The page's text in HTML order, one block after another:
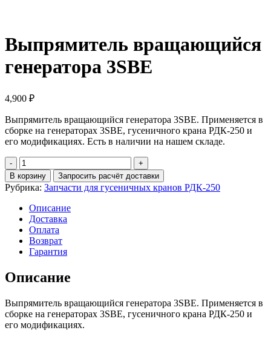
Выпрямитель вращающийся
генератора 3SBE
4,900 ₽
Выпрямитель вращающийся генератора 3SBE. Применяется в
сборке на генераторах 3SBE, гусеничного крана РДК-250 и
его модификациях. Есть в наличии на нашем складе.
Количество
Выпрямитель
вращающийся
генератора
3SBE
В корзину Запросить расчёт доставки
Рубрика: Запчасти для гусеничных кранов РДК-250
Описание
Доставка
Оплата
Возврат
Гарантия
Описание
Выпрямитель вращающийся генератора 3SBE. Применяется в
сборке на генераторах 3SBE, гусеничного крана РДК-250 и
его модификациях.